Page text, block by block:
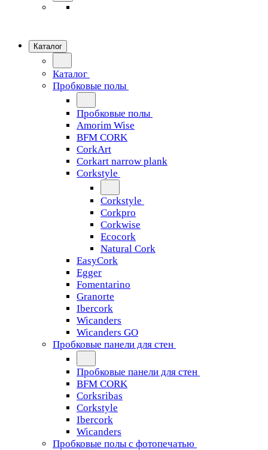
Каталог
Каталог
Пробковые полы
Пробковые полы
Amorim Wise
BFM CORK
CorkArt
Corkart narrow plank
Corkstyle
Corkstyle
Corkpro
Corkwise
Ecocork
Natural Cork
EasyCork
Egger
Fomentarino
Granorte
Ibercork
Wicanders
Wicanders GO
Пробковые панели для стен
Пробковые панели для стен
BFM CORK
Corksribas
Corkstyle
Ibercork
Wicanders
Пробковые полы с фотопечатью